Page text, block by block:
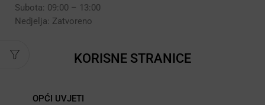
Subota: 09:00 – 13:00
Nedjelja: Zatvoreno
KORISNE STRANICE
OPĆI UVJETI